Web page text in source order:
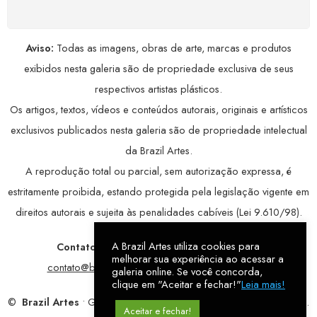
Aviso: Todas as imagens, obras de arte, marcas e produtos
exibidos nesta galeria são de propriedade exclusiva de seus
respectivos artistas plásticos.
Os artigos, textos, vídeos e conteúdos autorais, originais e artísticos
exclusivos publicados nesta galeria são de propriedade intelectual
da Brazil Artes.
A reprodução total ou parcial, sem autorização expressa, é
estritamente proibida, estando protegida pela legislação vigente em
direitos autorais e sujeita às penalidades cabíveis (Lei 9.610/98).
Contatos: WhatsApp:79 9998-1221/ E-mail:
contato@brazilartes.com/ Instagram:@brazilartes
© Brazil Artes • Galeria Online.9 anosde história (2017 – 2026).
A Brazil Artes utiliza cookies para
melhorar sua experiência ao acessar a
galeria online. Se você concorda,
clique em "Aceitar e fechar!"Leia mais!
Aceitar e fechar!